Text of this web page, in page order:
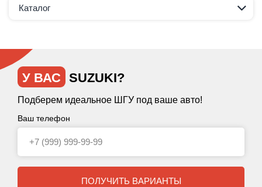
Каталог
У ВАС SUZUKI?
Подберем идеальное ШГУ под ваше авто!
Ваш телефон
ПОЛУЧИТЬ ВАРИАНТЫ